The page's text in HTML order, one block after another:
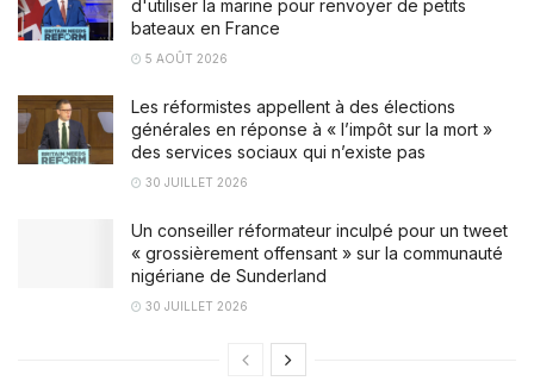
d'utiliser la marine pour renvoyer de petits
bateaux en France
5 AOÛT 2026
Les réformistes appellent à des élections
générales en réponse à « l’impôt sur la mort »
des services sociaux qui n’existe pas
30 JUILLET 2026
Un conseiller réformateur inculpé pour un tweet
« grossièrement offensant » sur la communauté
nigériane de Sunderland
30 JUILLET 2026